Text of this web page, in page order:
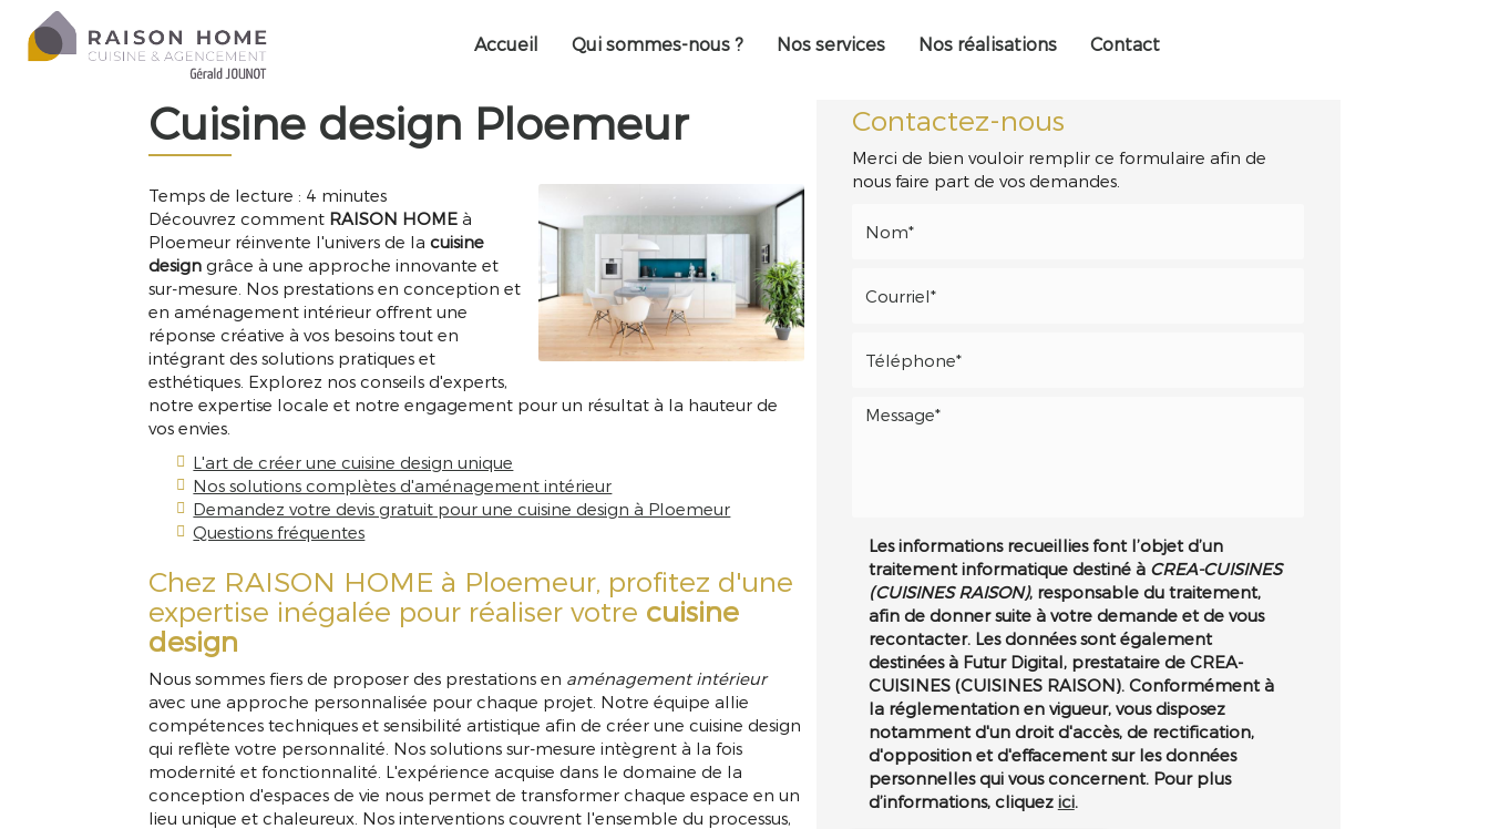
Accueil Qui sommes-nous ? Nos services Nos réalisations Contact
Cuisine design Ploemeur
Temps de lecture : 4 minutes
Découvrez comment RAISON HOME à
Ploemeur réinvente l'univers de lacuisine
design grâce à une approche innovante et
sur-mesure. Nos prestations en conception et
en aménagement intérieur offrent une
réponse créative à vos besoins tout en
intégrant des solutions pratiques et
esthétiques. Explorez nos conseils d'experts,
notre expertise locale et notre engagement pour un résultat à la hauteur de
vos envies.
L'art de créer une cuisine design unique
Nos solutions complètes d'aménagement intérieur
Demandez votre devis gratuit pour une cuisine design à Ploemeur
Questions fréquentes
Chez RAISON HOME à Ploemeur, profitez d'une
expertise inégalée pour réaliser votre cuisine
design
Nous sommes fiers de proposer des prestations en aménagement intérieur
avec une approche personnalisée pour chaque projet. Notre équipe allie
compétences techniques et sensibilité artistique afin de créer une cuisine design
qui reflète votre personnalité. Nos solutions sur-mesure intègrent à la fois
modernité et fonctionnalité. L'expérience acquise dans le domaine de la
conception d'espaces de vie nous permet de transformer chaque espace en un
lieu unique et chaleureux. Nos interventions couvrent l'ensemble du processus,
Contactez-nous
Merci de bien vouloir remplir ce formulaire afin de
nous faire part de vos demandes.
Les informations recueillies font l’objet d’un
traitement informatique destiné àCREA-CUISINES
(CUISINES RAISON), responsable du traitement,
afin de donner suite à votre demande et de vous
recontacter. Les données sont également
destinées à Futur Digital, prestataire de CREA-
CUISINES (CUISINES RAISON). Conformément à
la réglementation en vigueur, vous disposez
notamment d'un droit d'accès, de rectification,
d'opposition et d'effacement sur les données
personnelles qui vous concernent. Pour plus
d’informations, cliquez ici.